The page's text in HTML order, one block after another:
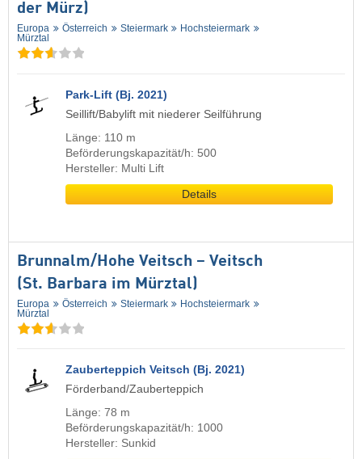
der Mürz)
Europa Österreich Steiermark
Hochsteiermark
Mürztal
Park-Lift (Bj. 2021)
Seillift/Babylift mit niederer Seilführung
Länge: 110 m
Beförderungskapazität/h: 500
Hersteller: Multi Lift
Details
Brunnalm/​Hohe Veitsch – Veitsch
(St. Barbara im Mürztal)
Europa Österreich Steiermark
Hochsteiermark
Mürztal
Zauberteppich Veitsch (Bj. 2021)
Förderband/Zauberteppich
Länge: 78 m
Beförderungskapazität/h: 1000
Hersteller: Sunkid